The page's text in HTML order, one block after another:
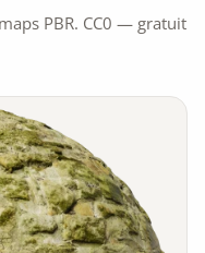
PBR. CC0 — gratuit